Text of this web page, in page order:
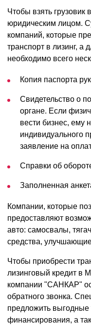
Чтобы взять грузовик
юридическим лицом.
компаний, которые
транспорт в лизинг, а
необходимо всего
Копия паспорта
Свидетельство о
органе. Если
вести бизнес, ему
индивидуального
заявление на
Справки об
Заполненная
Компании, которые
предоставляют
авто: самосвалы,
средства,
Чтобы приобрести
лизинговый кредит в
компании "САНКАР"
обратного звонка.
предложить
финансирования, а